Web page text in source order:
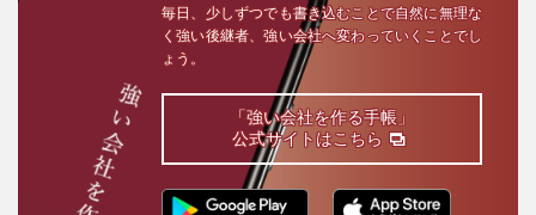
毎日、少しずつでも書き込むことで自然に無理な
く強い後継者、強い会社へ変わっていくことでし
ょう。
「強い会社を作る手帳」
公式サイトはこちら